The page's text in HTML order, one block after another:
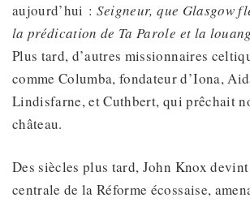
aujourd’hui : Seigneur, que Glasgow
la prédication de Ta Parole et la
Plus tard, d’autres missionnaires
comme Columba, fondateur d’Iona,
Lindisfarne, et Cuthbert, qui prêchait
château.
Des siècles plus tard, John Knox
centrale de la Réforme écossaise,